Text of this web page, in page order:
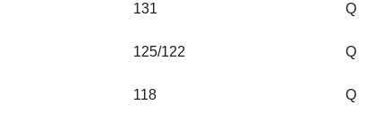
131 Q
125/122 Q
118 Q